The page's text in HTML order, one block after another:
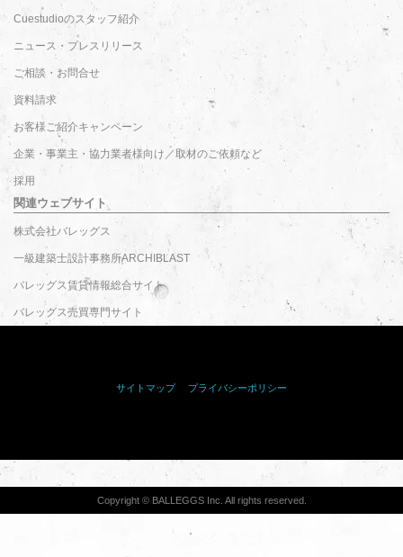
Cuestudioのスタッフ紹介
ニュース・プレスリリース
ご相談・お問合せ
資料請求
お客様ご紹介キャンペーン
企業・事業主・協力業者様向け／取材のご依頼など
採用
関連ウェブサイト
株式会社バレッグス
一級建築士設計事務所ARCHIBLAST
バレッグス賃貸情報総合サイト
バレッグス売買専門サイト
サイトマップ プライバシーポリシー
Copyright © BALLEGGS Inc. All rights reserved.
<サイドバー表記>